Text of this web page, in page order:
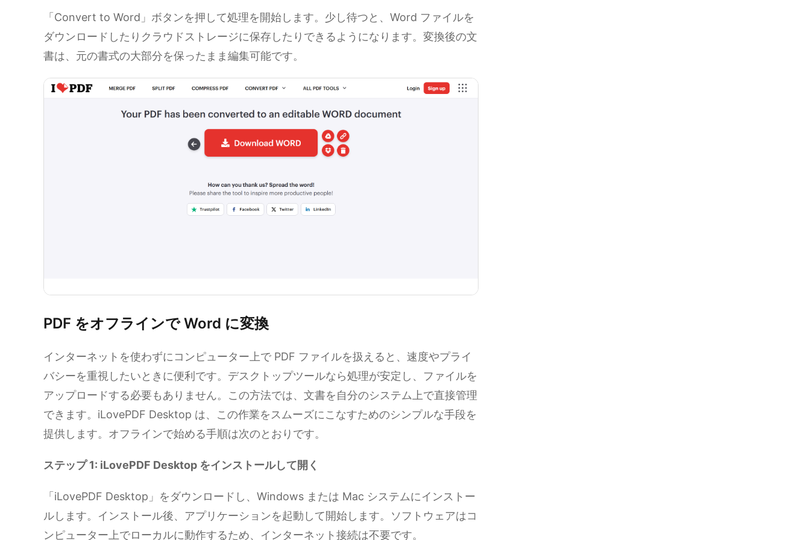
「Convert to Word」ボタンを押して処理を開始します。少し待つと、Word ファイルを
ダウンロードしたりクラウドストレージに保存したりできるようになります。変換後の文
書は、元の書式の大部分を保ったまま編集可能です。
PDF をオフラインで Word に変換
インターネットを使わずにコンピューター上で PDF ファイルを扱えると、速度やプライ
バシーを重視したいときに便利です。デスクトップツールなら処理が安定し、ファイルを
アップロードする必要もありません。この方法では、文書を自分のシステム上で直接管理
できます。iLovePDF Desktop は、この作業をスムーズにこなすためのシンプルな手段を
提供します。オフラインで始める手順は次のとおりです。
ステップ 1: iLovePDF Desktop をインストールして開く
「iLovePDF Desktop」をダウンロードし、Windows または Mac システムにインストー
ルします。インストール後、アプリケーションを起動して開始します。ソフトウェアはコ
ンピューター上でローカルに動作するため、インターネット接続は不要です。